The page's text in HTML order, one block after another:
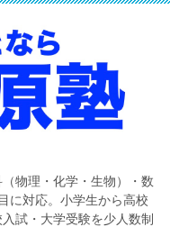
物理・化学・生物）・数
に対応。小学生から高校
試・大学受験を少人数制